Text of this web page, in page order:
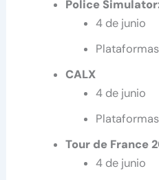
Police
4 de junio
CALX
4 de junio
Tour de France
4 de junio